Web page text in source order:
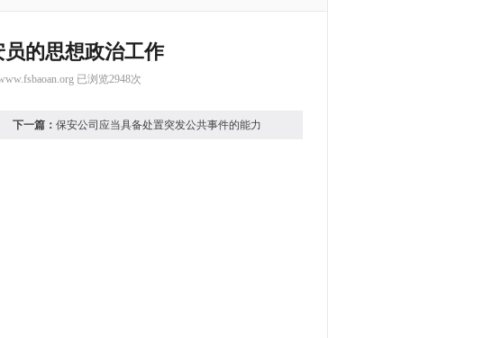
的思想政治工作
已浏览2948次
都是管理队伍的手段，虽然方式方法不同，
下一篇： 保安公司应当具备处置突发公共事件的能力